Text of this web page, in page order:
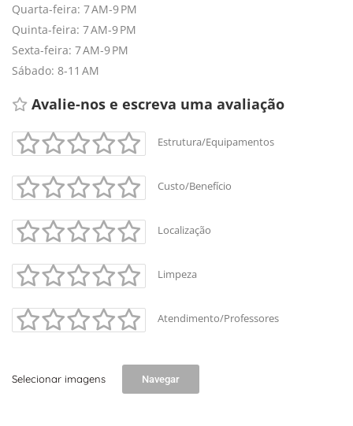
Quarta-feira: 7 AM-9 PM
Quinta-feira: 7 AM-9 PM
Sexta-feira: 7 AM-9 PM
Sábado: 8-11 AM
Avalie-nos e escreva uma avaliação
Estrutura/Equipamentos
Custo/Benefício
Localização
Limpeza
Atendimento/Professores
Selecionar imagens Navegar